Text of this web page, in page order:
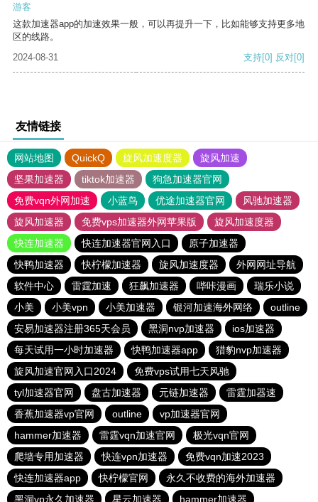
游客
这款加速器app的加速效果一般，可以再提升一下，比如能够支持更多地
区的线路。
2024-08-31
支持[0] 反对[0]
友情链接
网站地图 QuickQ 旋风加速度器
旋风加速
坚果加速器
tiktok加速器
狗急加速器官网
免费vqn外网加速
小蓝鸟 优途加速器官网
风驰加速器
旋风加速器
免费vps加速器外网苹果版
旋风加速度器
快连加速器
快连加速器官网入口
原子加速器
快鸭加速器
快柠檬加速器 旋风加速度器
外网网址导航
软件中心
雷霆加速 狂飙加速器 哔咔漫画
瑞乐小说
小美
小美vpn 小美加速器 银河加速海外网络
outline
安易加速器注册365天会员
黑洞nvp加速器
ios加速器
每天试用一小时加速器
快鸭加速器app
猎豹nvp加速器
旋风加速官网入口2024
免费vps试用七天风驰
tyl加速器官网
盘古加速器 元链加速器
雷霆加器速
香蕉加速器vp官网
outline
vp加速器官网
hammer加速器
雷霆vqn加速官网
极光vqn官网
爬墙专用加速器
快连vρn加速器
免费vqn加速2023
快连加速器app
快柠檬官网
永久不收费的海外加速器
黑洞vp永久加速器
星云加速器 hammer加速器